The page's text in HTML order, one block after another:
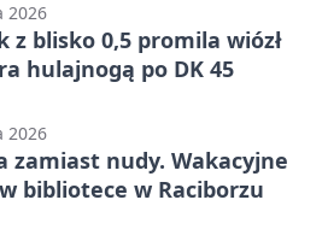
2026
z blisko 0,5 promila wiózł
hulajnogą po DK 45
2026
zamiast nudy. Wakacyjne
bibliotece w Raciborzu